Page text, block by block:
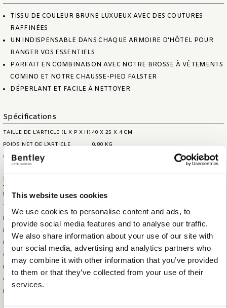
This website uses cookies
We use cookies to personalise content and ads, to
provide social media features and to analyse our traffic.
We also share information about your use of our site with
our social media, advertising and analytics partners who
may combine it with other information that you’ve provided
to them or that they’ve collected from your use of their
services.
TISSU DE COULEUR BRUNE LUXUEUX AVEC DES COUTURES
RAFFINÉES
UN INDISPENSABLE DANS CHAQUE ARMOIRE D'HÔTEL POUR
RANGER VOS ESSENTIELS
PARFAIT EN COMBINAISON AVEC NOTRE BROSSE À VÊTEMENTS
COMINO ET NOTRE CHAUSSE-PIED FALSTER
DÉPERLANT ET FACILE À NETTOYER
Spécifications
TAILLE DE L'ARTICLE (L X P X H) 40 X 25 X 4 CM
POIDS NET DE L’ARTICLE
0,80 KG
CAPACITÉ MAX.
Information logistique
HS CODE
44209099
TAILLE DE LA BOÎTE
EXTÉRIEURE (LXLXH)
POIDS DE LA BOÎTE EXTÉRIEURE
POIDS BRUT DE L'ARTICLE
QUANTITÉ TOTALE DANS LA
BOÎTE EXTÉRIEURE
QUANTITÉ TOTALE PAR
PALETTE